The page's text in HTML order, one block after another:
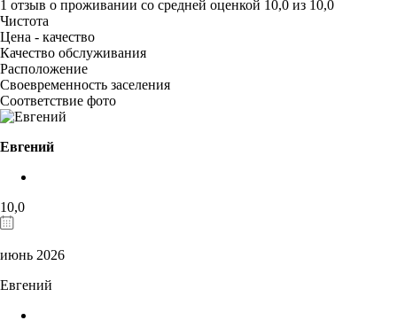
1 отзыв о проживании со средней оценкой 10,0 из 10,0
Чистота
Цена - качество
Качество обслуживания
Расположение
Своевременность заселения
Соответствие фото
Евгений
10,0
июнь 2026
Евгений